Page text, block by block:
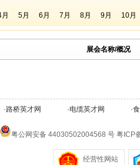
5月 6月 7月 8月 9月 10月
展会名称/概况
·路桥英才网 ·电缆英才网 ·
粤公网安备 44030502004568 号 粤ICP
经营性网站